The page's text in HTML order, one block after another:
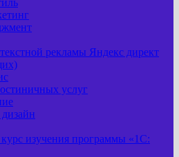
рекламы Яндекс директ
услуг
изучения программы «1С: